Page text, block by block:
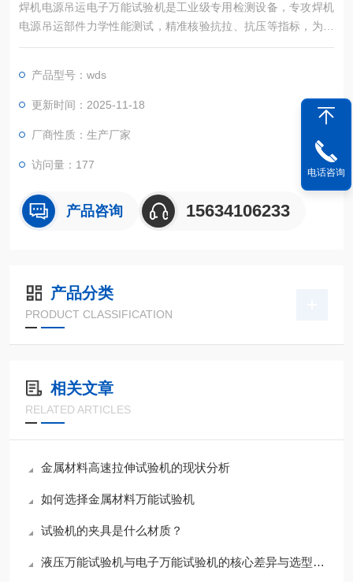
焊机电源吊运电子万能试验机是工业级专用检测设备，专攻焊机
电源吊运部件力学性能测试，精准核验抗拉、抗压等指标，为焊
机厂、工程质检提供可靠数据，搭配全流程售后，成为企业降本
产品型号：wds
更新时间：2025-11-18
厂商性质：生产厂家
访问量：177
产品咨询 15634106233
产品分类
PRODUCT CLASSIFICATION
相关文章
RELATED ARTICLES
金属材料高速拉伸试验机的现状分析
如何选择金属材料万能试验机
试验机的夹具是什么材质？
液压万能试验机与电子万能试验机的核心差异与选型指南
电话咨询